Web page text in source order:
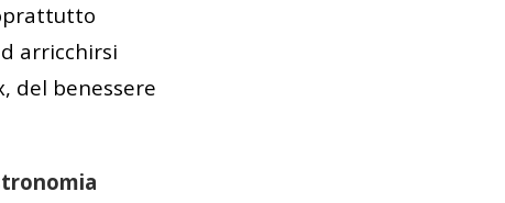
arricchirsi
del benessere